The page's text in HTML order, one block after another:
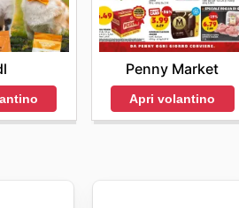
weekly ads and enjoy exclusive
Penny Market
Apri volantino